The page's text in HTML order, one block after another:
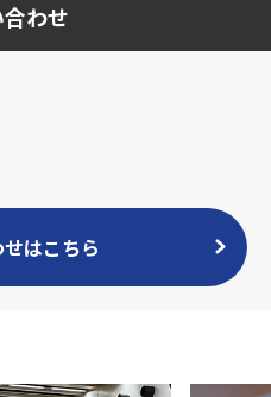
わせ
はこちら